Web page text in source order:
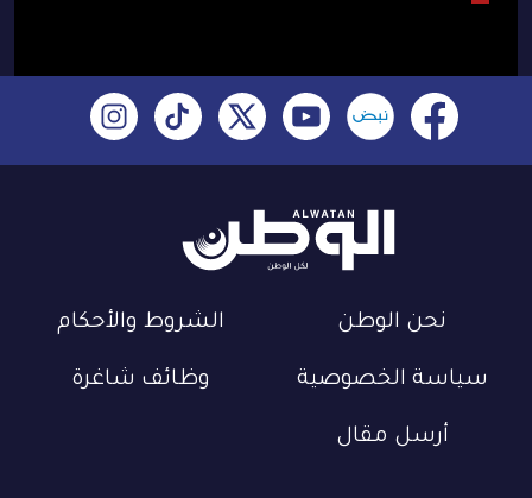
نحن الوطن الشروط والأحكام
سياسة الخصوصية وظائف شاغرة
أرسل مقال